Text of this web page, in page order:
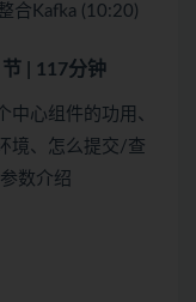
合Kafka (10:20)
节 | 117分钟
中心组件的功用、
境、怎么提交/查
数介绍